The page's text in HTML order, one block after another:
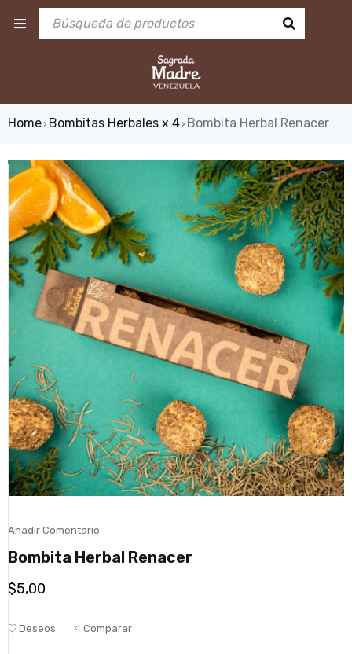
Home› Bombitas Herbales x 4› Bombita Herbal Renacer
Añadir Comentario
Bombita Herbal Renacer
$5,00
Deseos Comparar